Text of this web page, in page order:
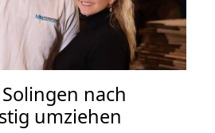
nach
umziehen